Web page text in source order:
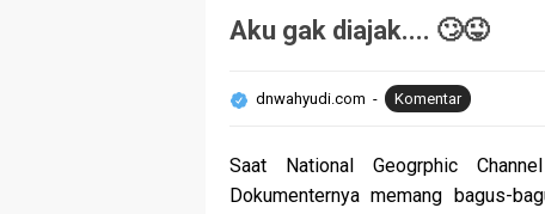
Aku gak diajak.... 🙄😜
dnwahyudi.com Komentar
Saat National Geogrphic
Dokumenternya memang bagus-